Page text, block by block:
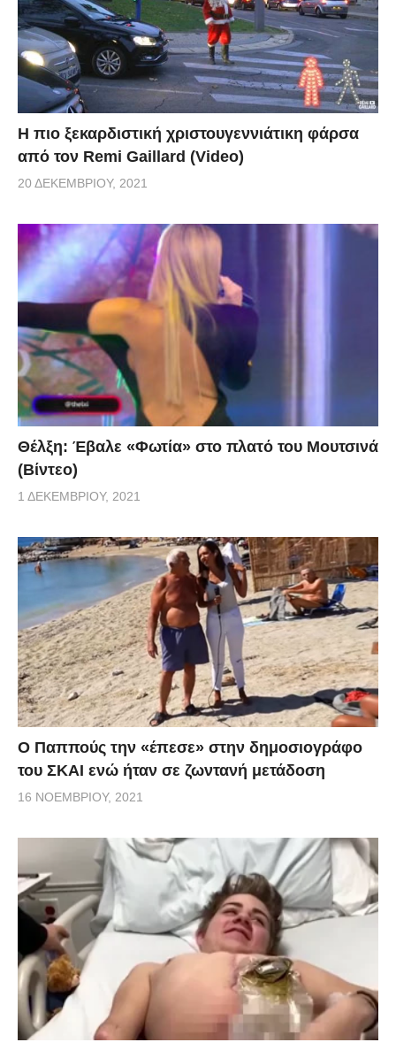
Η πιο ξεκαρδιστική χριστουγεννιάτικη φάρσα
από τον Remi Gaillard (Video)
20 ΔΕΚΕΜΒΡΊΟΥ, 2021
Θέλξη: Έβαλε «Φωτία» στο πλατό του Μουτσινά
(Βίντεο)
1 ΔΕΚΕΜΒΡΊΟΥ, 2021
Ο Παππούς την «έπεσε» στην δημοσιογράφο
του ΣΚΑΙ ενώ ήταν σε ζωντανή μετάδοση
16 ΝΟΕΜΒΡΊΟΥ, 2021